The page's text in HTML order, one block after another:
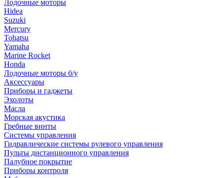
Лодочные моторы
Hidea
Suzuki
Mercury
Tohatsu
Yamaha
Marine Rocket
Honda
Лодочные моторы б/у
Аксессуары
Приборы и гаджеты
Эхолоты
Масла
Морская акустика
Гребные винты
Системы управления
Гидравлические системы рулевого управления
Пульты дистанционного управления
Палубное покрытие
Приборы контроля